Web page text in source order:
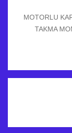
MOTORLU
TAKMA